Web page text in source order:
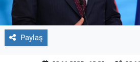
Paylaş